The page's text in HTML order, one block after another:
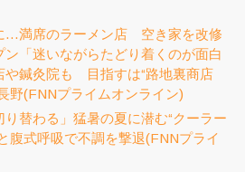
…満席のラーメン店 空き家を改修
ン「迷いながらたどり着くのが面白
鍼灸院も 目指すは“路地裏商店
(FNNプライムオンライン)
り替わる」猛暑の夏に潜む“クーラー
式呼吸で不調を撃退(FNNプライ